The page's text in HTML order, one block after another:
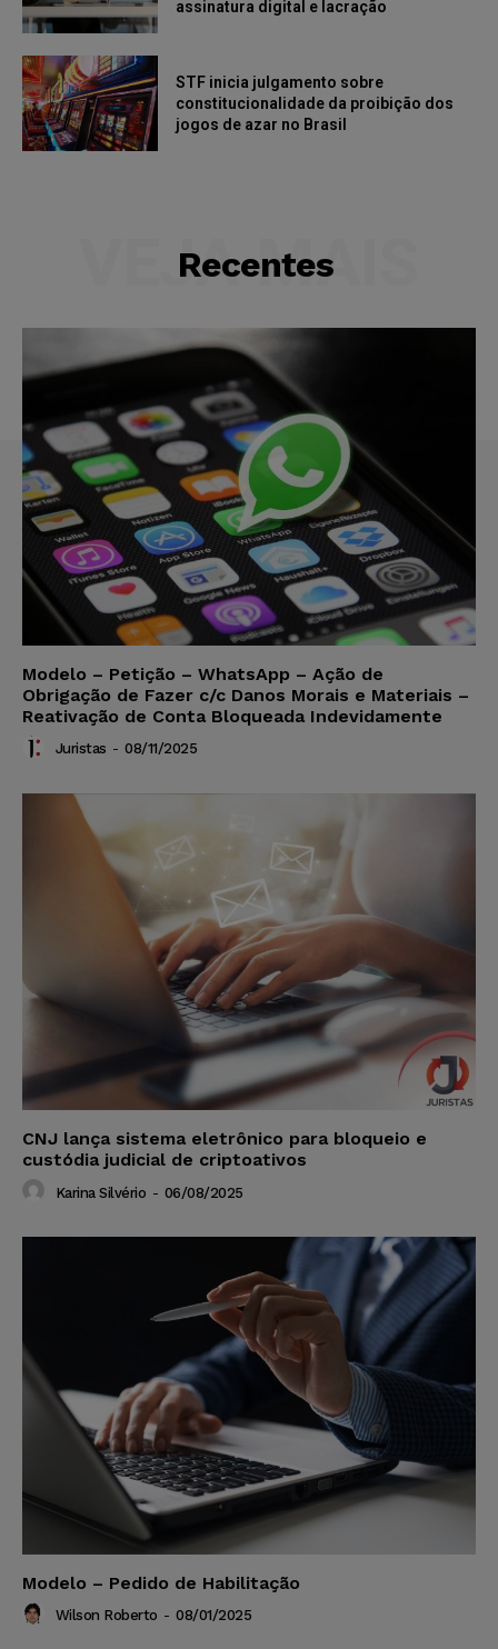
assinatura digital e lacração
STF inicia julgamento sobre
constitucionalidade da proibição dos
jogos de azar no Brasil
Recentes
VEJA MAIS
Modelo – Petição – WhatsApp – Ação de
Obrigação de Fazer c/c Danos Morais e Materiais –
Reativação de Conta Bloqueada Indevidamente
Juristas - 08/11/2025
CNJ lança sistema eletrônico para bloqueio e
custódia judicial de criptoativos
Karina Silvério - 06/08/2025
Modelo – Pedido de Habilitação
Wilson Roberto - 08/01/2025